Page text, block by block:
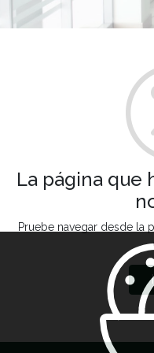
La página que
Pruebe navegar desde la